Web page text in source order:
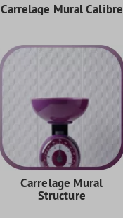
Carrelage Mural Calibre
Carrelage Mural
Structure